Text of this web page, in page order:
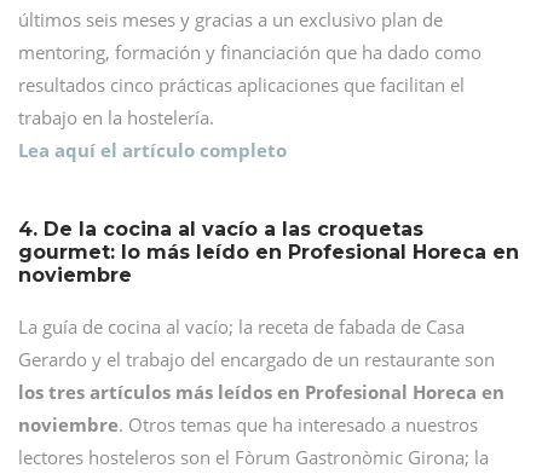
últimos seis meses y gracias a un exclusivo plan de
mentoring, formación y financiación que ha dado como
resultados cinco prácticas aplicaciones que facilitan el
trabajo en la hostelería.
Lea aquí el artículo completo
4. De la cocina al vacío a las croquetas
gourmet: lo más leído en Profesional Horeca en
noviembre
La guía de cocina al vacío; la receta de fabada de Casa
Gerardo y el trabajo del encargado de un restaurante son
los tres artículos más leídos en Profesional Horeca en
noviembre. Otros temas que ha interesado a nuestros
lectores hosteleros son el Fòrum Gastronòmic Girona; la